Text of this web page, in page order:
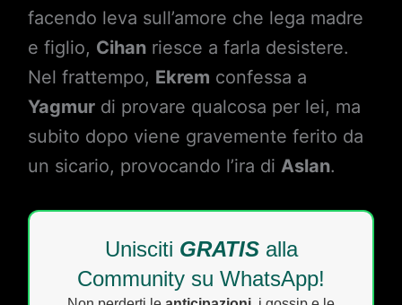
facendo leva sull’amore che lega madre
e figlio, Cihanriesce a farla desistere.
Nel frattempo, Ekrem confessa a
Yagmurdi provare qualcosa per lei, ma
subito dopo viene gravemente ferito da
un sicario, provocando l’ira di Aslan.
Unisciti GRATISalla
Community su WhatsApp!